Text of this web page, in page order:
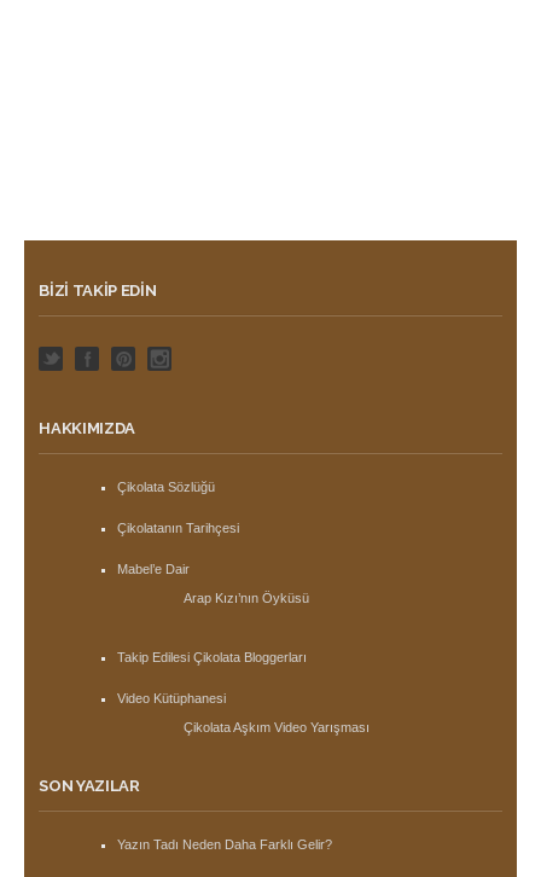
BIZI TAKIP EDIN
HAKKIMIZDA
Çikolata Sözlüğü
Çikolatanın Tarihçesi
Mabel’e Dair
Arap Kızı’nın Öyküsü
Takip Edilesi Çikolata Bloggerları
Video Kütüphanesi
Çikolata Aşkım Video Yarışması
SON YAZILAR
Yazın Tadı Neden Daha Farklı Gelir?